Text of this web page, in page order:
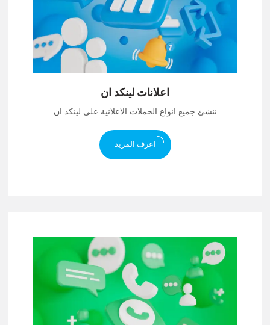
اعلانات لينكد ان
ننشئ جميع انواع الحملات الاعلانية علي لينكد ان
اعرف المزيد